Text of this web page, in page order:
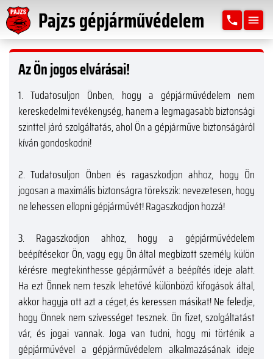
Pajzs gépjárművédelem phone menu
Az Ön jogos elvárásai!
1. Tudatosuljon Önben, hogy a gépjárművédelem nem
kereskedelmi tevékenység, hanem a legmagasabb biztonsági
szinttel járó szolgáltatás, ahol Ön a gépjárműve biztonságáról
kíván gondoskodni!
2. Tudatosuljon Önben és ragaszkodjon ahhoz, hogy Ön
jogosan a maximális biztonságra törekszik: nevezetesen, hogy
ne lehessen ellopni gépjárművét! Ragaszkodjon hozzá!
3. Ragaszkodjon ahhoz, hogy a gépjárművédelem
beépítésekor Ön, vagy egy Ön által megbízott személy külön
kérésre megtekinthesse gépjárművét a beépítés ideje alatt.
Ha ezt Önnek nem teszik lehetővé különböző kifogások által,
akkor hagyja ott azt a céget, és keressen másikat! Ne feledje,
hogy Önnek nem szívességet tesznek. Ön fizet, szolgáltatást
vár, és jogai vannak. Joga van tudni, hogy mi történik a
gépjárművével a gépjárművédelem alkalmazásának ideje